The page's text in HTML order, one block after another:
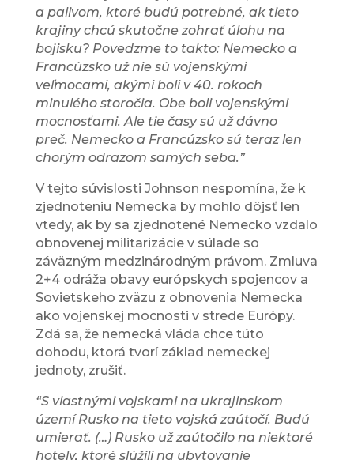
a palivom, ktoré budú potrebné, ak tieto
krajiny chcú skutočne zohrať úlohu na
bojisku? Povedzme to takto: Nemecko a
Francúzsko už nie sú vojenskými
veľmocami, akými boli v 40. rokoch
minulého storočia. Obe boli vojenskými
mocnosťami. Ale tie časy sú už dávno
preč. Nemecko a Francúzsko sú teraz len
chorým odrazom samých seba.”
V tejto súvislosti Johnson nespomína, že k
zjednoteniu Nemecka by mohlo dôjsť len
vtedy, ak by sa zjednotené Nemecko vzdalo
obnovenej militarizácie v súlade so
záväzným medzinárodným právom. Zmluva
2+4 odráža obavy európskych spojencov a
Sovietskeho zväzu z obnovenia Nemecka
ako vojenskej mocnosti v strede Európy.
Zdá sa, že nemecká vláda chce túto
dohodu, ktorá tvorí základ nemeckej
jednoty, zrušiť.
“S vlastnými vojskami na ukrajinskom
území Rusko na tieto vojská zaútočí. Budú
umierať. (…) Rusko už zaútočilo na niektoré
hotely, ktoré slúžili na ubytovanie